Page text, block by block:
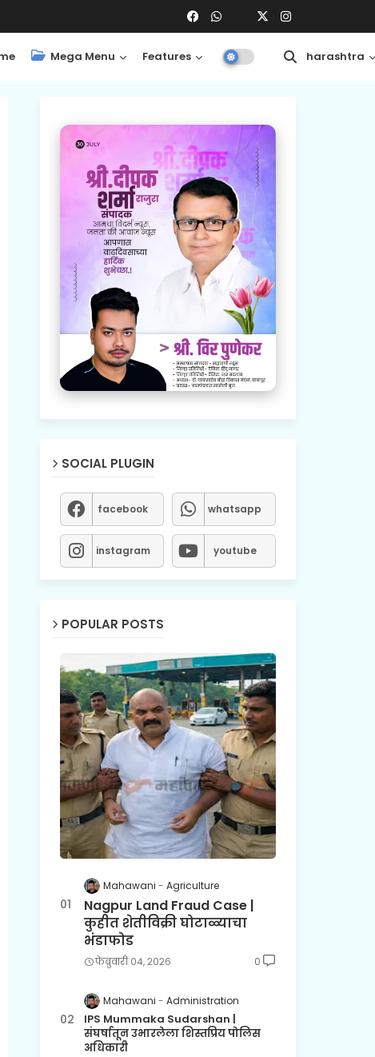
Mega Menu Features Central Maharashtra
SOCIAL PLUGIN
facebook whatsapp
instagram youtube
POPULAR POSTS
Mahawani Agriculture
Nagpur Land Fraud Case |
कुहीत शेतीविक्री घोटाळ्याचा
भंडाफोड
फेब्रुवारी ०४, २०२६ 0
Mahawani Administration
IPS Mummaka Sudarshan |
संघर्षातून उभारलेला शिस्तप्रिय पोलिस
अधिकारी